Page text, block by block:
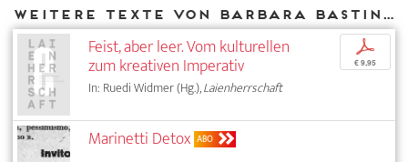
Weitere Texte von Barbara Basting bei DIAPHANES
Feist, aber leer. Vom kulturellen
zum kreativen Imperativ
In: Ruedi Widmer (Hg.),Laienherrschaft
p
€ 9,95
Marinetti Detox ABO